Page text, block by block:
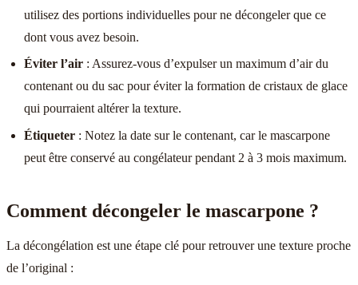
utilisez des portions individuelles pour ne décongeler que ce
dont vous avez besoin.
Éviter l’air : Assurez-vous d’expulser un maximum d’air du
contenant ou du sac pour éviter la formation de cristaux de glace
qui pourraient altérer la texture.
Étiqueter : Notez la date sur le contenant, car le mascarpone
peut être conservé au congélateur pendant 2 à 3 mois maximum.
Comment décongeler le mascarpone ?
La décongélation est une étape clé pour retrouver une texture proche
de l’original :